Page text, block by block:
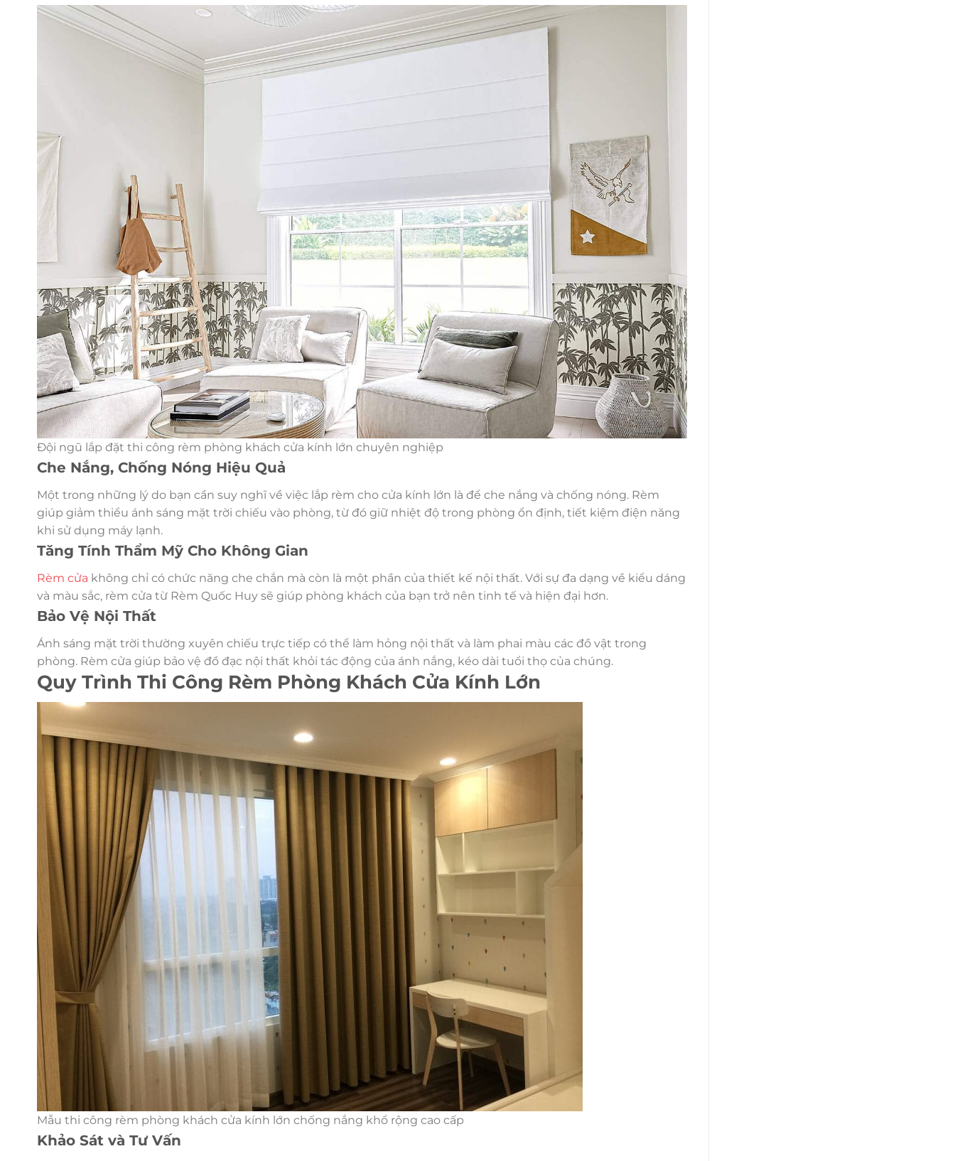
Đội ngũ lắp đặt thi công rèm phòng khách cửa kính lớn chuyên nghiệp
Che Nắng, Chống Nóng Hiệu Quả
Một trong những lý do bạn cần suy nghĩ về việc lắp rèm cho cửa kính lớn là để che nắng và chống nóng. Rèm
giúp giảm thiểu ánh sáng mặt trời chiếu vào phòng, từ đó giữ nhiệt độ trong phòng ổn định, tiết kiệm điện năng
khi sử dụng máy lạnh.
Tăng Tính Thẩm Mỹ Cho Không Gian
Rèm cửa không chỉ có chức năng che chắn mà còn là một phần của thiết kế nội thất. Với sự đa dạng về kiểu dáng
và màu sắc, rèm cửa từ Rèm Quốc Huy sẽ giúp phòng khách của bạn trở nên tinh tế và hiện đại hơn.
Bảo Vệ Nội Thất
Ánh sáng mặt trời thường xuyên chiếu trực tiếp có thể làm hỏng nội thất và làm phai màu các đồ vật trong
phòng. Rèm cửa giúp bảo vệ đồ đạc nội thất khỏi tác động của ánh nắng, kéo dài tuổi thọ của chúng.
Quy Trình Thi Công Rèm Phòng Khách Cửa Kính Lớn
Mẫu thi công rèm phòng khách cửa kính lớn chống nắng khổ rộng cao cấp
Khảo Sát và Tư Vấn